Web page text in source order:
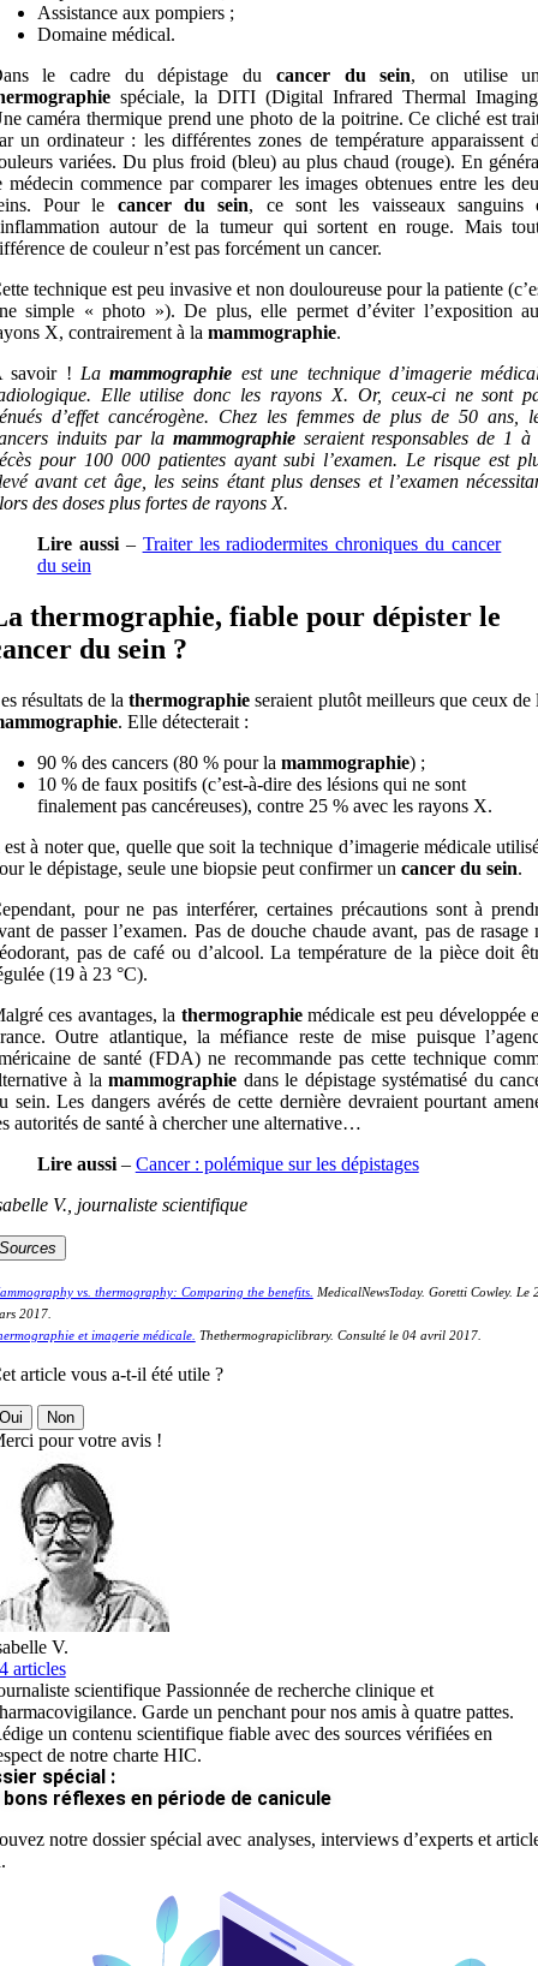
Assistance aux pompiers ;
Domaine médical.
le cadre du dépistage du cancer du sein, on utilise
spéciale, la DITI (Digital Infrared Thermal
caméra thermique prend une photo de la poitrine. Ce cliché est
un ordinateur : les différentes zones de température apparaissent
variées. Du plus froid (bleu) au plus chaud (rouge). En
médecin commence par comparer les images obtenues entre les
Pour le cancer du sein, ce sont les vaisseaux sanguins
autour de la tumeur qui sortent en rouge. Mais
de couleur n’est pas forcément un cancer.
technique est peu invasive et non douloureuse pour la patiente
simple « photo »). De plus, elle permet d’éviter l’exposition
X, contrairement à la mammographie.
savoir ! Lamammographie est une technique d’imagerie
Elle utilise donc les rayons X. Or, ceux-ci ne sont
d’effet cancérogène. Chez les femmes de plus de 50 ans,
induits par lamammographieseraient responsables de 1 à
pour 100 000 patientes ayant subi l’examen. Le risque est
avant cet âge, les seins étant plus denses et l’examen
des doses plus fortes de rayons X.
Lire aussi– Traiter les radiodermites chroniques du cancer
du sein
thermographie, fiable pour dépister le
du sein ?
résultats de lathermographie seraient plutôt meilleurs que ceux de
. Elle détecterait :
90 % des cancers (80 % pour la mammographie) ;
10 % de faux positifs (c’est-à-dire des lésions qui ne sont
finalement pas cancéreuses), contre 25 % avec les rayons X.
à noter que, quelle que soit la technique d’imagerie médicale
le dépistage, seule une biopsie peut confirmer un cancer du sein.
pour ne pas interférer, certaines précautions sont à
de passer l’examen. Pas de douche chaude avant, pas de rasage
pas de café ou d’alcool. La température de la pièce doit
(19 à 23 °C).
ces avantages, la thermographiemédicale est peu développée
Outre atlantique, la méfiance reste de mise puisque
de santé (FDA) ne recommande pas cette technique
à lamammographie dans le dépistage systématisé du
sein. Les dangers avérés de cette dernière devraient pourtant
autorités de santé à chercher une alternative…
Lire aussi– Cancer : polémique sur les dépistages
V., journaliste scientifique
vs. thermography: Comparing the benefits. MedicalNewsToday. Goretti Cowley. Le
2017.
et imagerie médicale. Thethermograpiclibrary. Consulté le 04 avril 2017.
article vous a-t-il été utile ?
Non
pour votre avis !
V.
articles
scientifique Passionnée de recherche clinique et
Garde un penchant pour nos amis à quatre pattes.
un contenu scientifique fiable avec des sources vérifiées en
de notre charte HIC.
spécial :
bons réflexes en période de canicule
notre dossier spécial avec analyses, interviews d’experts et